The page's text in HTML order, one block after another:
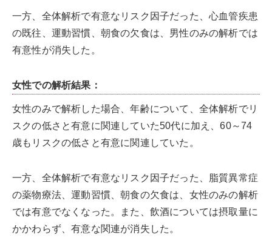
一方、全体解析で有意なリスク因子だった、心血管疾患
の既往、運動習慣、朝食の欠食は、男性のみの解析では
有意性が消失した。
女性での解析結果：
女性のみで解析した場合、年齢について、全体解析でリ
スクの低さと有意に関連していた50代に加え、60～74
歳もリスクの低さと有意に関連していた。
一方、全体解析で有意なリスク因子だった、脂質異常症
の薬物療法、運動習慣、朝食の欠食は、女性のみの解析
では有意でなくなった。また、飲酒については摂取量に
かかわらず、有意な関連が消失した。